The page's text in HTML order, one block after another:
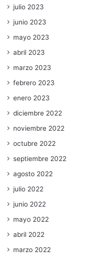
julio 2023
junio 2023
mayo 2023
abril 2023
marzo 2023
febrero 2023
enero 2023
diciembre 2022
noviembre 2022
octubre 2022
septiembre 2022
agosto 2022
julio 2022
junio 2022
mayo 2022
abril 2022
marzo 2022